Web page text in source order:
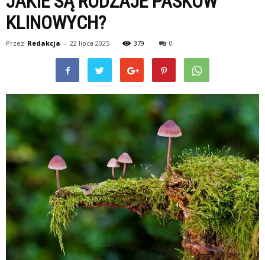
KLINOWYCH?
Przez Redakcja - 22 lipca 2025 379 0